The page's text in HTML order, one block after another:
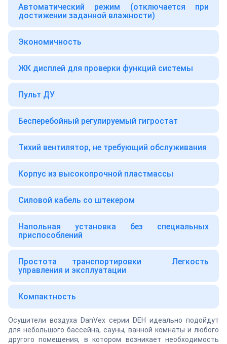
Автоматический режим (отключается при
достижении заданной влажности)
Экономичность
ЖК дисплей для проверки функций системы
Пульт ДУ
Бесперебойный регулируемый гигростат
Тихий вентилятор, не требующий обслуживания
Корпус из высокопрочной пластмассы
Силовой кабель со штекером
Напольная установка без специальных
приспособлений
Простота транспортировки Легкость
управления и эксплуатации
Компактность
Осушители воздуха DanVex серии DEH идеально подойдут
для небольшого бассейна, сауны, ванной комнаты и любого
другого помещения, в котором возникает необходимость